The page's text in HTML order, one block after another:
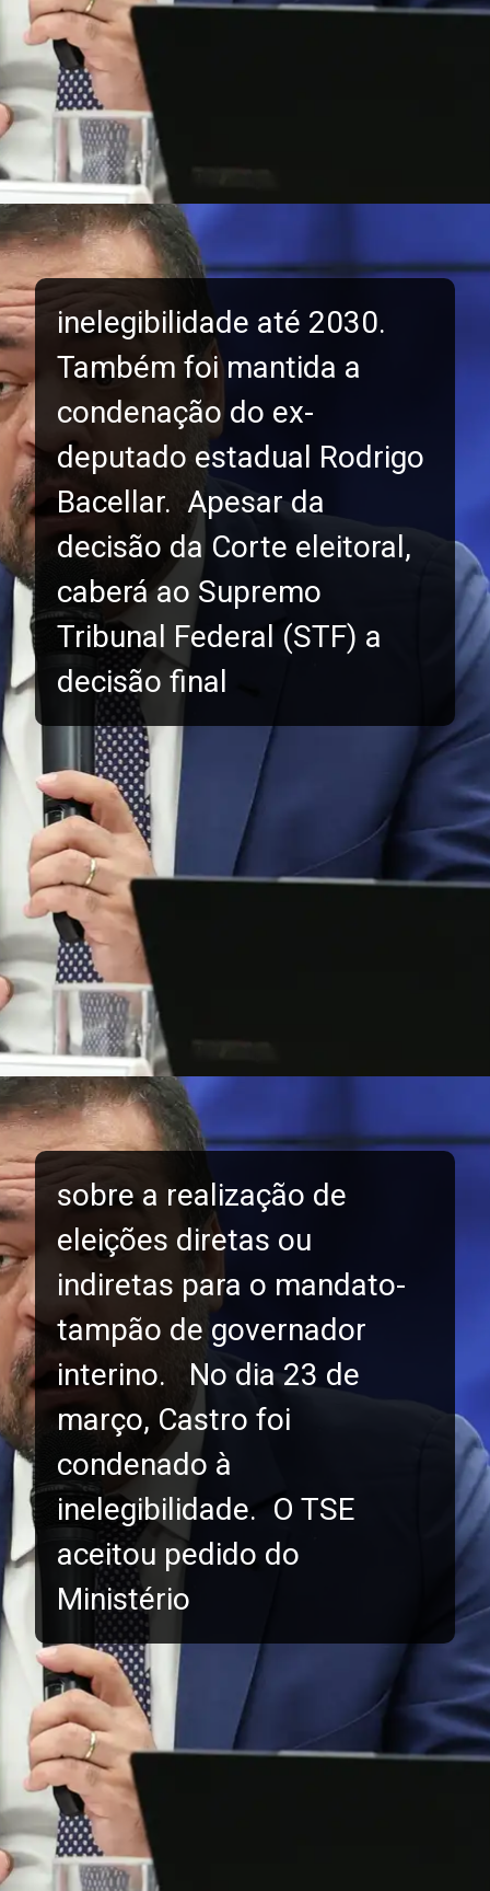
inelegibilidade até 2030.
Também foi mantida a
condenação do ex-
deputado estadual Rodrigo
Bacellar. Apesar da
decisão da Corte eleitoral,
caberá ao Supremo
Tribunal Federal (STF) a
decisão final
sobre a realização de
eleições diretas ou
indiretas para o mandato-
tampão de governador
interino. No dia 23 de
março, Castro foi
condenado à
inelegibilidade. O TSE
aceitou pedido do
Ministério